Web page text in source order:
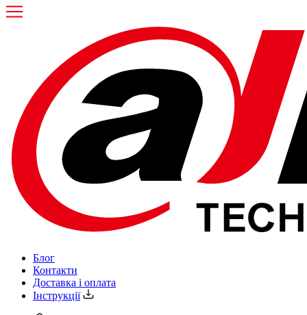
Блог
Контакти
Доставка і оплата
Інструкції